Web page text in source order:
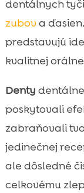
dentálnych
zubova
predstavujú
kvalitnej
Denty
poskytovali
zabraňovali
jedinečnej
ale dôsledné
celkovému